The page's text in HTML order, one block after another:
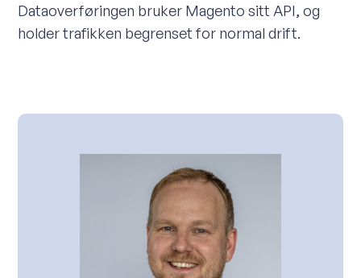
Dataoverføringen bruker Magento sitt API, og
holder trafikken begrenset for normal drift.